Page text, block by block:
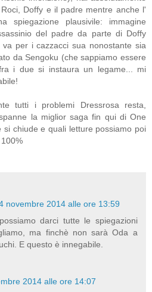
Doffy e il padre mentre anche l'
spiegazione plausivile: immagine
del padre da parte di Doffy
per i cazzacci sua nonostante sia
da Sengoku (che sappiamo essere
i due si instaura un legame... mi
tutti i problemi Dressrosa resta,
la miglior saga fin qui di One
si chiude e quali letture possiamo poi
novembre 2014 alle ore 13:59
darci tutte le spiegazioni
ma finchè non sarà Oda a
E questo è innegabile.
2014 alle ore 14:07